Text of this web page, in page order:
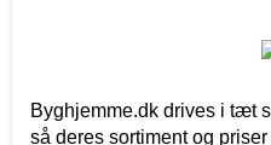
Byghjemme.dk drives i tæt
så deres sortiment og